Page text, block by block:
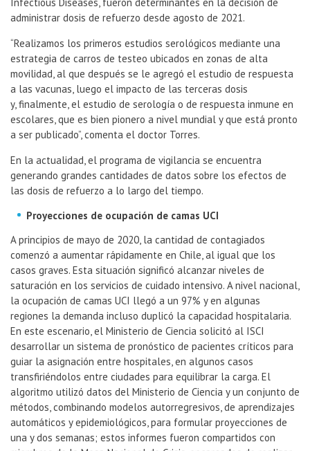
Infectious Diseases, fueron determinantes en la decisión de
administrar dosis de refuerzo desde agosto de 2021.
“Realizamos los primeros estudios serológicos mediante una
estrategia de carros de testeo ubicados en zonas de alta
movilidad, al que después se le agregó el estudio de respuesta
a las vacunas, luego el impacto de las terceras dosis
y, finalmente, el estudio de serología o de respuesta inmune en
escolares, que es bien pionero a nivel mundial y que está pronto
a ser publicado”, comenta el doctor Torres.
En la actualidad, el programa de vigilancia se encuentra
generando grandes cantidades de datos sobre los efectos de
las dosis de refuerzo a lo largo del tiempo.
Proyecciones de ocupación de camas UCI
A principios de mayo de 2020, la cantidad de contagiados
comenzó a aumentar rápidamente en Chile, al igual que los
casos graves. Esta situación significó alcanzar niveles de
saturación en los servicios de cuidado intensivo. A nivel nacional,
la ocupación de camas UCI llegó a un 97% y en algunas
regiones la demanda incluso duplicó la capacidad hospitalaria.
En este escenario, el Ministerio de Ciencia solicitó al ISCI
desarrollar un sistema de pronóstico de pacientes críticos para
guiar la asignación entre hospitales, en algunos casos
transfiriéndolos entre ciudades para equilibrar la carga. El
algoritmo utilizó datos del Ministerio de Ciencia y un conjunto de
métodos, combinando modelos autorregresivos, de aprendizajes
automáticos y epidemiológicos, para formular proyecciones de
una y dos semanas; estos informes fueron compartidos con